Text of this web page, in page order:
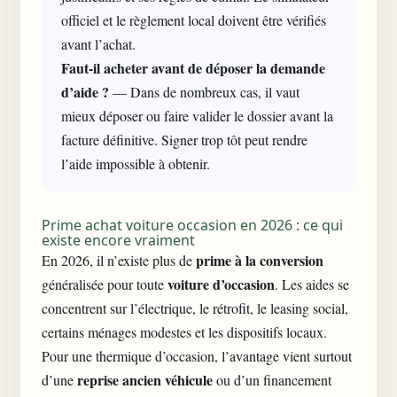
officiel et le règlement local doivent être vérifiés
avant l’achat.
Faut-il acheter avant de déposer la demande
d’aide ? — Dans de nombreux cas, il vaut
mieux déposer ou faire valider le dossier avant la
facture définitive. Signer trop tôt peut rendre
l’aide impossible à obtenir.
Prime achat voiture occasion en 2026 : ce qui
existe encore vraiment
En 2026, il n’existe plus deprime à la conversion
généralisée pour toutevoiture d’occasion. Les aides se
concentrent sur l’électrique, le rétrofit, le leasing social,
certains ménages modestes et les dispositifs locaux.
Pour une thermique d’occasion, l’avantage vient surtout
d’unereprise ancien véhiculeou d’un financement